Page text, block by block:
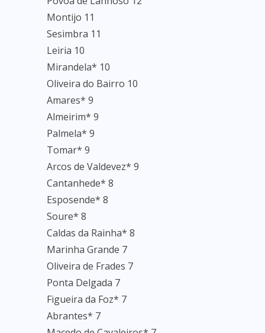
Montijo 11
Sesimbra 11
Leiria 10
Mirandela* 10
Oliveira do Bairro 10
Amares* 9
Almeirim* 9
Palmela* 9
Tomar* 9
Arcos de Valdevez* 9
Cantanhede* 8
Esposende* 8
Soure* 8
Caldas da Rainha* 8
Marinha Grande 7
Oliveira de Frades 7
Ponta Delgada 7
Figueira da Foz* 7
Abrantes* 7